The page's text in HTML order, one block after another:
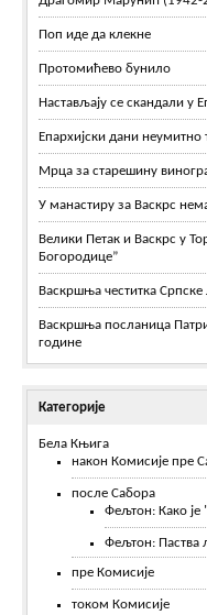
Поп иде да клекне
Протомићево бунило
Настављају се скандали у
Епархијски дани неумитно
Мрца за старешину
У манастиру за Васкрс
Велики Петак и Васкрс у
Богородице”
Васкршња честитка
Васкршња посланица
године
Категорије
Бела Књига
након Комисије пре
после Сабора
Фељтон: Како је
Фељтон: Паства
пре Комисије
током Комисије